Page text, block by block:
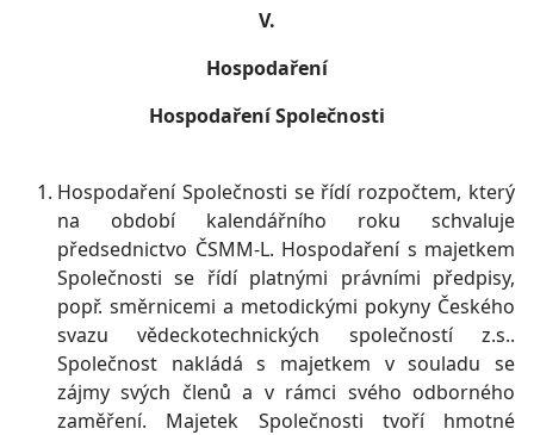
V.
Hospodaření
Hospodaření Společnosti
Hospodaření Společnosti se řídí rozpočtem, který
na období kalendářního roku schvaluje
předsednictvo ČSMM-L. Hospodaření s majetkem
Společnosti se řídí platnými právními předpisy,
popř. směrnicemi a metodickými pokyny Českého
svazu vědeckotechnických společností z.s..
Společnost nakládá s majetkem v souladu se
zájmy svých členů a v rámci svého odborného
zaměření. Majetek Společnosti tvoří hmotné